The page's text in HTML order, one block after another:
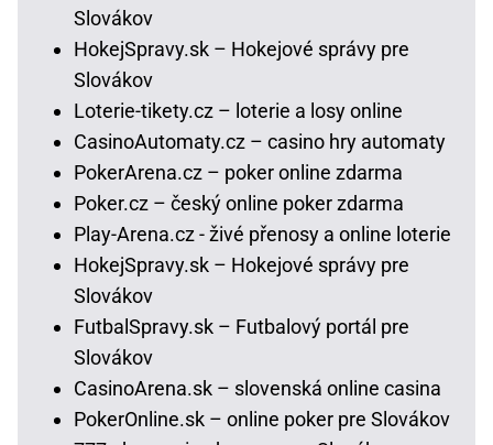
Slovákov
HokejSpravy.sk – Hokejové správy pre
Slovákov
Loterie-tikety.cz – loterie a losy online
CasinoAutomaty.cz – casino hry automaty
PokerArena.cz – poker online zdarma
Poker.cz – český online poker zdarma
Play-Arena.cz - živé přenosy a online loterie
HokejSpravy.sk – Hokejové správy pre
Slovákov
FutbalSpravy.sk – Futbalový portál pre
Slovákov
CasinoArena.sk – slovenská online casina
PokerOnline.sk – online poker pre Slovákov